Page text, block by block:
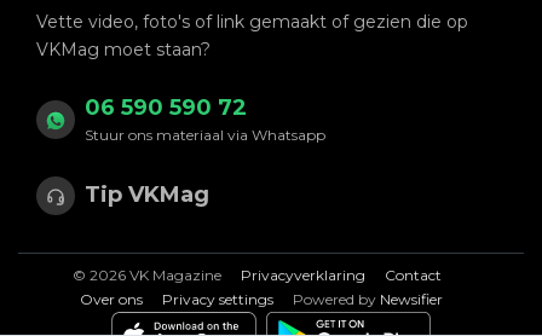
Vette video, foto's of link gemaakt of gezien die op
VKMag moet staan?
06 590 590 72
Stuur ons materiaal via Whatsapp
Tip VKMag
© 2026 VK Magazine Privacyverklaring
Contact
Over ons
Privacy settings Powered by Newsifier